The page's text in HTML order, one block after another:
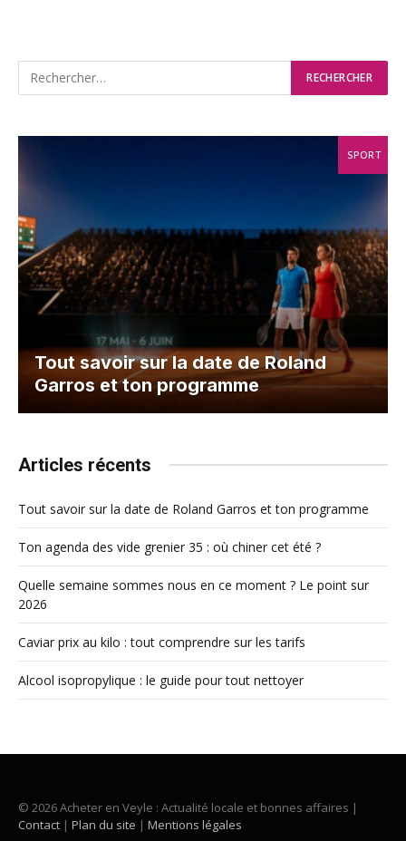
SPORT
Tout savoir sur la date de Roland
Garros et ton programme
Articles récents
Tout savoir sur la date de Roland Garros et ton programme
Ton agenda des vide grenier 35 : où chiner cet été ?
Quelle semaine sommes nous en ce moment ? Le point sur
2026
Caviar prix au kilo : tout comprendre sur les tarifs
Alcool isopropylique : le guide pour tout nettoyer
© 2026 Acheter en Veyle : Actualité locale et bonnes affaires |
Contact | Plan du site | Mentions légales